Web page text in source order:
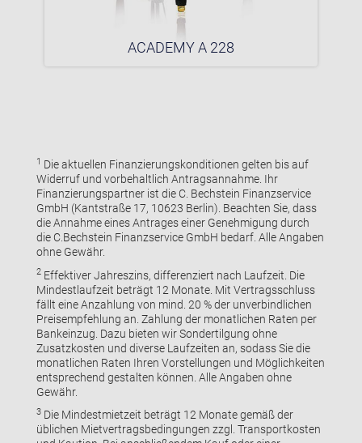
ACADEMY A 228
1 Die aktuellen Finanzierungskonditionen gelten bis auf
Widerruf und vorbehaltlich Antragsannahme. Ihr
Finanzierungspartner ist die C. Bechstein Finanzservice
GmbH (Kantstraße 17, 10623 Berlin). Beachten Sie, dass
die Annahme eines Antrages einer Genehmigung durch
die C.Bechstein Finanzservice GmbH bedarf. Alle Angaben
ohne Gewähr.
2Effektiver Jahreszins, differenziert nach Laufzeit. Die
Mindestlaufzeit beträgt 12 Monate. Mit Vertragsschluss
fällt eine Anzahlung von mind. 20 % der unverbindlichen
Preisempfehlung an. Zahlung der monatlichen Raten per
Bankeinzug. Dazu bieten wir Sondertilgung ohne
Zusatzkosten und diverse Laufzeiten an, sodass Sie die
monatlichen Raten Ihren Vorstellungen und Möglichkeiten
entsprechend gestalten können. Alle Angaben ohne
Gewähr.
3Die Mindestmietzeit beträgt 12 Monate gemäß der
üblichen Mietvertragsbedingungen zzgl. Transportkosten